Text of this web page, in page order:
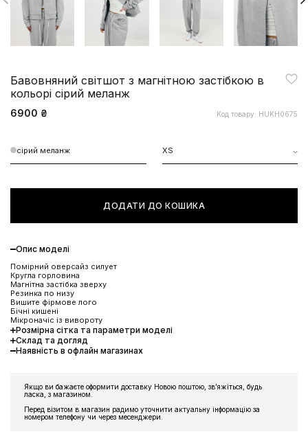
Бавовняний світшот з магнітною застібкою в
кольорі сірий меланж
6900 ₴ Код товару: HUKH0675
сірий меланж XS
ДОДАТИ ДО КОШИКА
Опис моделі
Помірний оверсайз силует
Кругла горловина
Магнітна застібка зверху
Резинка по низу
Вишите фірмове лого
Бічні кишені
Мікроначіс із вивороту
Розмірна сітка та параметри моделі
Склад та догляд
Наявність в офлайн магазинах
Якщо ви бажаєте оформити доставку Новою поштою, звʼяжіться, будь
ласка, з магазином.
Перед візитом в магазин радимо уточнити актуальну інформацію за
номером телефону чи через месенджери.
ЗНИЖКА 10% НА ПЕРШЕ
Підпишіться на розсилку та отримайте доступ до знижки та
ексклюзивних пропозицій бренду